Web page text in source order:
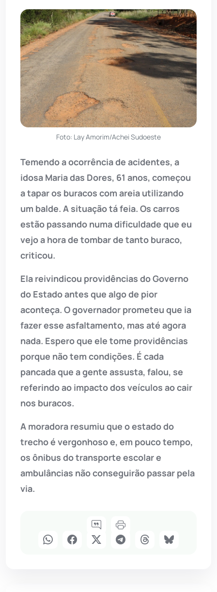
Foto: Lay Amorim/Achei Sudoeste
Temendo a ocorrência de acidentes, a
idosa Maria das Dores, 61 anos, começou
a tapar os buracos com areia utilizando
um balde. A situação tá feia. Os carros
estão passando numa dificuldade que eu
vejo a hora de tombar de tanto buraco,
criticou.
Ela reivindicou providências do Governo
do Estado antes que algo de pior
aconteça. O governador prometeu que ia
fazer esse asfaltamento, mas até agora
nada. Espero que ele tome providências
porque não tem condições. É cada
pancada que a gente assusta, falou, se
referindo ao impacto dos veículos ao cair
nos buracos.
A moradora resumiu que o estado do
trecho é vergonhoso e, em pouco tempo,
os ônibus do transporte escolar e
ambulâncias não conseguirão passar pela
via.